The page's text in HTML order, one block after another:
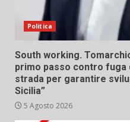
Politica
South working.
primo passo contro
strada per garantire
Sicilia”
5 Agosto 2026